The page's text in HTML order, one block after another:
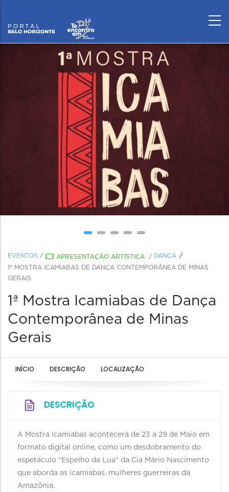
EVENTOS / APRESENTAÇÃO ARTÍSTICA / DANÇA
1ª MOSTRA ICAMIABAS DE DANÇA CONTEMPORÂNEA DE MINAS
GERAIS
1ª Mostra Icamiabas de Dança
Contemporânea de Minas
Gerais
INÍCIO DESCRIÇÃO LOCALIZAÇÃO
DESCRIÇÃO
A Mostra Icamiabas acontecerá de 23 a 29 de Maio em
formato digital online, como um desdobramento do
espetáculo "Espelho da Lua" da Cia Mário Nascimento
que aborda as Icamiabas, mulheres guerreiras da
Amazônia.